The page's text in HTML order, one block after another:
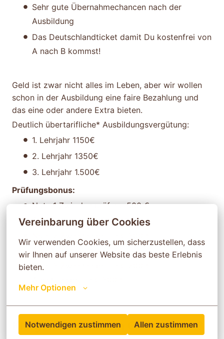
Vereinbarung über Cookies
Wir verwenden Cookies, um sicherzustellen, dass
wir Ihnen auf unserer Website das beste Erlebnis
bieten.
Mehr Optionen
Notwendigen zustimmen Allen zustimmen
Sehr gute Übernahmechancen nach der
Ausbildung
Das Deutschlandticket damit Du kostenfrei von
A nach B kommst!
Geld ist zwar nicht alles im Leben, aber wir wollen
schon in der Ausbildung eine faire Bezahlung und
das eine oder andere Extra bieten.
Deutlich übertarifliche* Ausbildungsvergütung:
1. Lehrjahr 1150€
2. Lehrjahr 1350€
3. Lehrjahr 1.500€
Prüfungsbonus:
Note 1 Zwischenprüfung 500 €
Abschlussprüfung 1.000 €
Abschlussprüfung 400 €
Note 3 Zwischenprüfung 200 €
Klingt nach Deinem Geschmack?